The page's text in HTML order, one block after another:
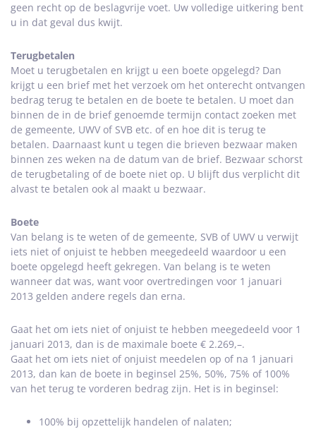
geen recht op de beslagvrije voet. Uw volledige uitkering bent
u in dat geval dus kwijt.
Terugbetalen
Moet u terugbetalen en krijgt u een boete opgelegd? Dan
krijgt u een brief met het verzoek om het onterecht ontvangen
bedrag terug te betalen en de boete te betalen. U moet dan
binnen de in de brief genoemde termijn contact zoeken met
de gemeente, UWV of SVB etc. of en hoe dit is terug te
betalen. Daarnaast kunt u tegen die brieven bezwaar maken
binnen zes weken na de datum van de brief. Bezwaar schorst
de terugbetaling of de boete niet op. U blijft dus verplicht dit
alvast te betalen ook al maakt u bezwaar.
Boete
Van belang is te weten of de gemeente, SVB of UWV u verwijt
iets niet of onjuist te hebben meegedeeld waardoor u een
boete opgelegd heeft gekregen. Van belang is te weten
wanneer dat was, want voor overtredingen voor 1 januari
2013 gelden andere regels dan erna.
Gaat het om iets niet of onjuist te hebben meegedeeld voor 1
januari 2013, dan is de maximale boete € 2.269,–.
Gaat het om iets niet of onjuist meedelen op of na 1 januari
2013, dan kan de boete in beginsel 25%, 50%, 75% of 100%
van het terug te vorderen bedrag zijn. Het is in beginsel:
100% bij opzettelijk handelen of nalaten;